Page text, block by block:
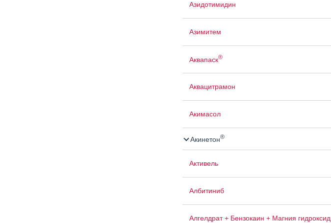
Азидотимидин
Азимитем
Аквапаск®
Аквацитрамон
Акимасол
Акинетон®
Активель
Албитиниб
Алгелдрат + Бензокаин + Магния гидроксид